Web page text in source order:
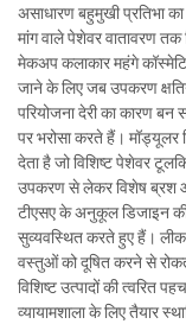
असाधारण बहुमुखी प्रतिभा
मांग वाले पेशेवर वातावरण
मेकअप कलाकार महंगे
जाने के लिए जब उपकरण
परियोजना देरी का कारण
पर भरोसा करते हैं। मॉड्यूलर
देता है जो विशिष्ट पेशेवर
उपकरण से लेकर विशेष ब्रश
टीएसए के अनुकूल डिजाइन की
सुव्यवस्थित करते हुए हैं।
वस्तुओं को दूषित करने से
विशिष्ट उत्पादों की त्वरित
व्यायामशाला के लिए तैयार